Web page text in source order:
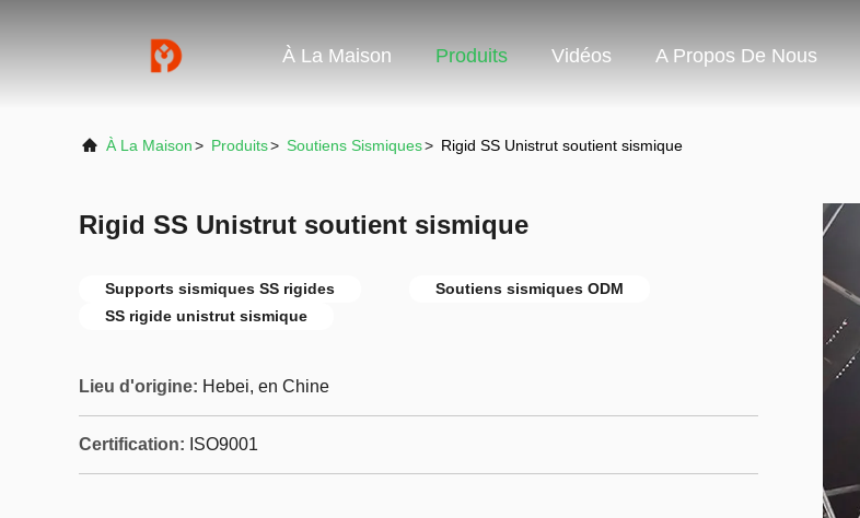
À La Maison Produits Vidéos A Propos De Nous
À La Maison> Produits> Soutiens Sismiques> Rigid SS Unistrut soutient sismique
Rigid SS Unistrut soutient sismique
Supports sismiques SS rigides
Soutiens sismiques ODM
SS rigide unistrut sismique
Lieu d'origine: Hebei, en Chine
Certification: ISO9001